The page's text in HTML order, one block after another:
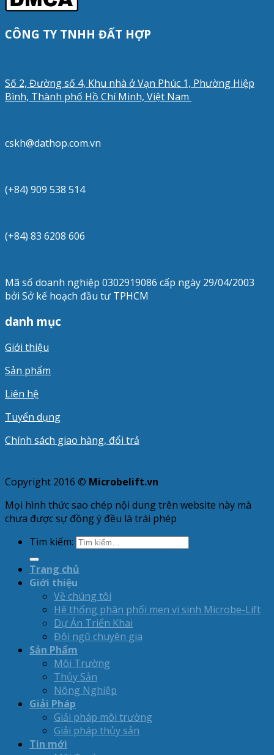
CÔNG TY TNHH ĐẤT HỢP
Số 2, Đường số 4, Khu nhà ở Vạn Phúc 1, Phường Hiệp
Bình, Thành phố Hồ Chí Minh, Việt Nam
cskh@dathop.com.vn
(+84) 909 538 514
(+84) 83 6208 606
Mã số doanh nghiệp 0302919086 cấp ngày 29/04/2003
bởi Sở kế hoạch đầu tư TPHCM
danh mục
Giới thiệu
Sản phẩm
Liên hệ
Tuyển dụng
Chính sách giao hàng, đổi trả
Copyright 2016 © Microbelift.vn
Mọi hình thức sao chép nội dung trên website này mà
chưa được sự đồng ý đều là trái phép
Tìm kiếm:
Trang chủ
Giới thiệu
Về chúng tôi
Hệ thống phân phối men vi sinh Microbe-Lift
Dự Án Triển Khai
Đội ngũ chuyên gia
Sản Phẩm
Môi Trường
Thủy Sản
Nông Nghiệp
Giải Pháp
Giải pháp môi trường
Giải pháp thủy sản
Tin mới